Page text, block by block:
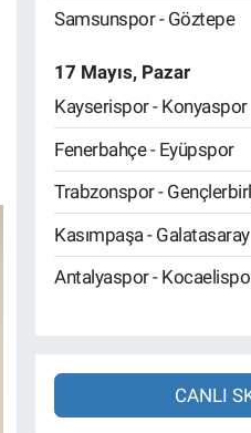
Samsunspor - Göztepe
17 Mayıs, Pazar
Kayserispor - Konyaspor
Fenerbahçe - Eyüpspor
Trabzonspor -
Kasımpaşa - Galatasaray
Antalyaspor -
CANLI